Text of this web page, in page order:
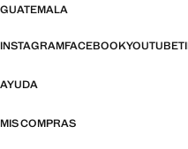
GUATEMALA
INSTAGRAMFACEBOOKYOUTUBE
AYUDA
MIS COMPRAS